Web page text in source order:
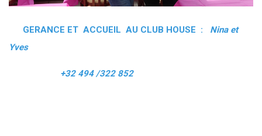
GERANCE ET ACCUEIL AU CLUB HOUSE :
Nina et
Yves
+32 494 /322 852